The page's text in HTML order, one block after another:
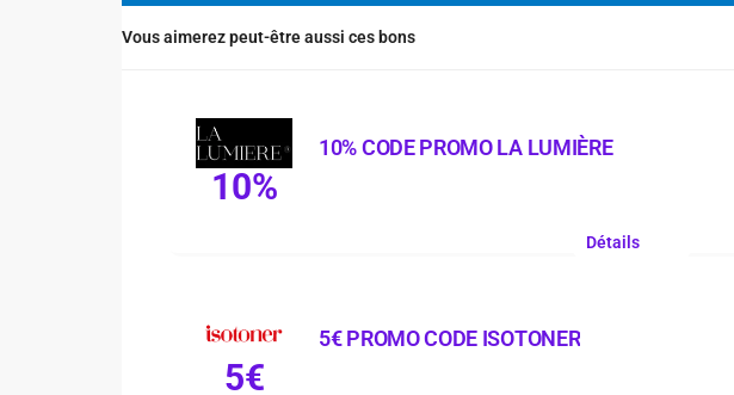
Vous aimerez peut-être aussi ces bons
10%
10% CODE PROMO LA LUMIÈRE
Détails
5€
5€ PROMO CODE ISOTONER